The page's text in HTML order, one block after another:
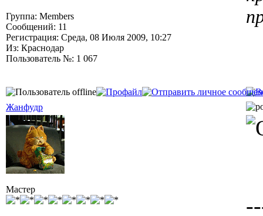
Группа: Members
Сообщений: 11
Регистрация: Среда, 08 Июля 2009, 10:27
Из: Краснодар
Пользователь №: 1 067
Жанфудр
Мастер